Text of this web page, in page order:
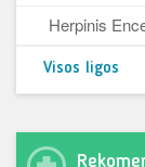
Herpinis
Visos ligos